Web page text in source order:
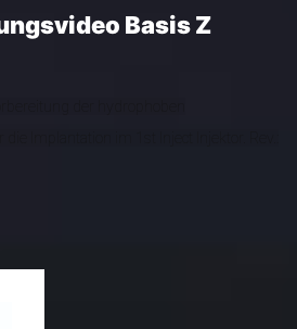
Basis Z